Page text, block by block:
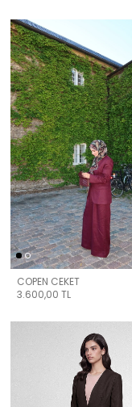
COPEN CEKET
3.600,00 TL